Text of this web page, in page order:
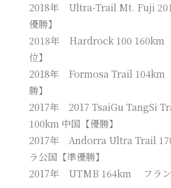
2018年 Ultra-Trail Mt. Fuji
優勝】
2018年 Hardrock 100 160km
位】
2018年 Formosa Trail
勝】
2017年 2017 TsaiGu TangSi
100km 中国【優勝】
2017年 Andorra Ultra Trail
ラ公国【準優勝】
2017年 UTMB 164km フラン